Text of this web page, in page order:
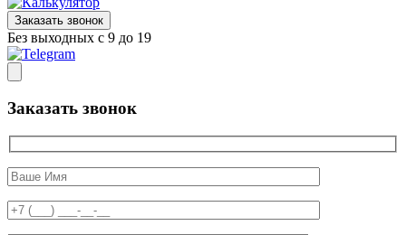
Заказать звонок
Без выходных с 9 до 19
Заказать звонок